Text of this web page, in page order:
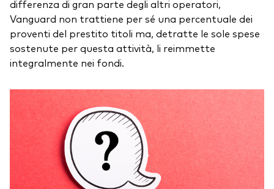
differenza di gran parte degli altri operatori,
Vanguard non trattiene per sé una percentuale dei
proventi del prestito titoli ma, detratte le sole spese
sostenute per questa attività, li reimmette
integralmente nei fondi.